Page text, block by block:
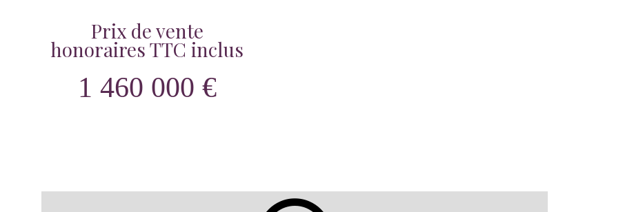
Prix de vente
honoraires TTC inclus
1 460 000 €